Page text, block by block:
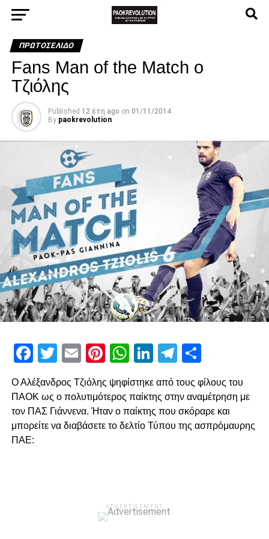
ΠΡΩΤΟΣΈΛΙΔΟ
Fans Man of the Match ο
Τζιόλης
Published 12 έτη ago on 01/11/2014
By paokrevolution
Facebook
Twitter
EmailPinterest
WhatsApp
LinkedIn
Telegram
Ο Αλέξανδρος Τζιόλης ψηφίστηκε από τους φίλους του
ΠΑΟΚ ως ο πολυτιμότερος παίκτης στην αναμέτρηση με
τον ΠΑΣ Γιάννενα. Ήταν ο παίκτης που σκόραρε και
μπορείτε να διαβάσετε το δελτίο Τύπου της ασπρόμαυρης
ΠΑΕ:
ADVERTISEMENT